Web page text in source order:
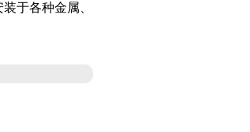
于各种金属、